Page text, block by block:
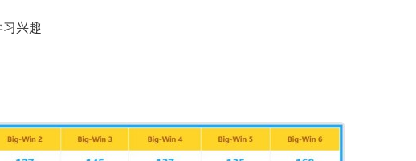
兴趣